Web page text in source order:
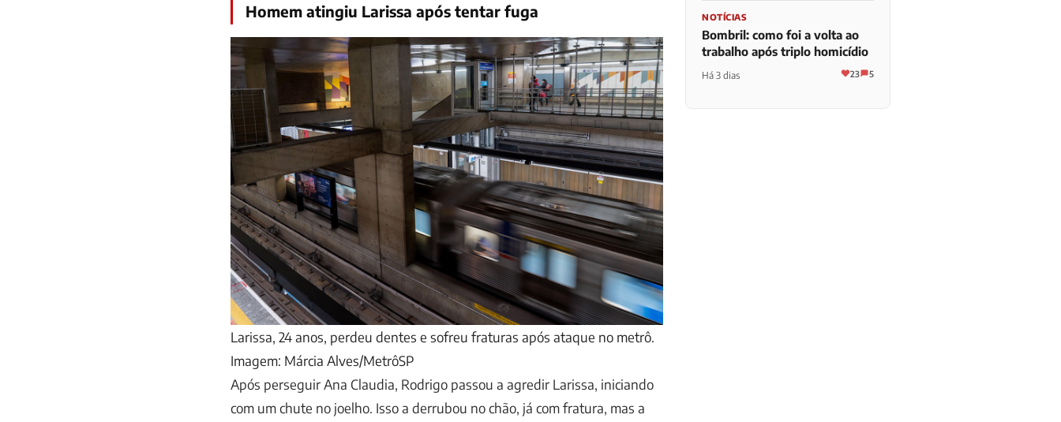
Homem atingiu Larissa após tentar fuga
Larissa, 24 anos, perdeu dentes e sofreu fraturas após ataque no metrô.
Imagem: Márcia Alves/MetrôSP
Após perseguir Ana Claudia, Rodrigo passou a agredir Larissa, iniciando
com um chute no joelho. Isso a derrubou no chão, já com fratura, mas a
NOTÍCIAS
Bombril: como foi a volta ao
trabalho após triplo homicídio
Há 3 dias 23 5